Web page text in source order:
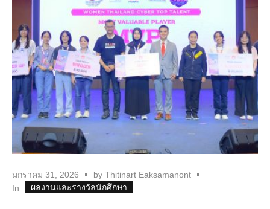
มกราคม 31, 2026 by Thitinart Eaksamanont
In
ผลงานและรางวัลนักศึกษา